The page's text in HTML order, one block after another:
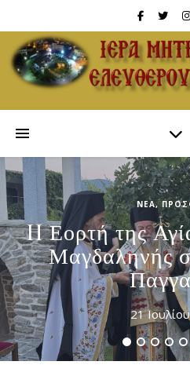
ΝΈΑ,
H Εορτή της
Μαγδαληνής
21